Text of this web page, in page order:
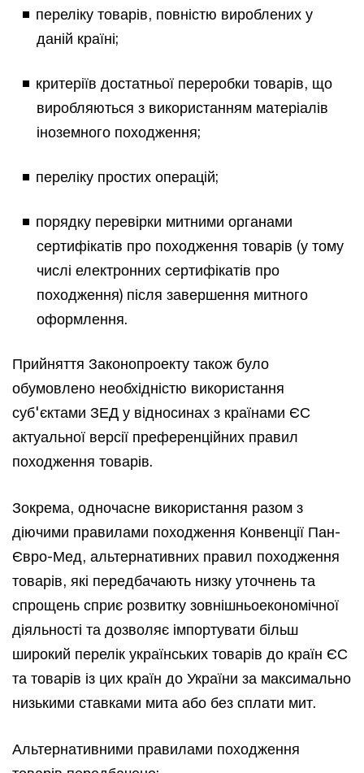
переліку товарів, повністю вироблених у
даній країні;
критеріїв достатньої переробки товарів, що
виробляються з використанням матеріалів
іноземного походження;
переліку простих операцій;
порядку перевірки митними органами
сертифікатів про походження товарів (у тому
числі електронних сертифікатів про
походження) після завершення митного
оформлення.
Прийняття Законопроекту також було
обумовлено необхідністю використання
суб'єктами ЗЕД у відносинах з країнами ЄС
актуальної версії преференційних правил
походження товарів.
Зокрема, одночасне використання разом з
діючими правилами походження Конвенції Пан-
Євро-Мед, альтернативних правил походження
товарів, які передбачають низку уточнень та
спрощень сприє розвитку зовнішньоекономічної
діяльності та дозволяє імпортувати більш
широкий перелік українських товарів до країн ЄС
та товарів із цих країн до України за максимально
низькими ставками мита або без сплати мит.
Альтернативними правилами походження